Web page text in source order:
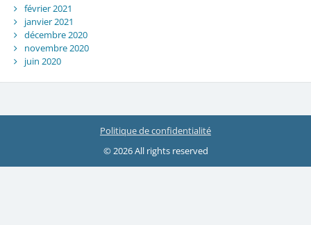
février 2021
janvier 2021
décembre 2020
novembre 2020
juin 2020
Politique de confidentialité
© 2026 All rights reserved